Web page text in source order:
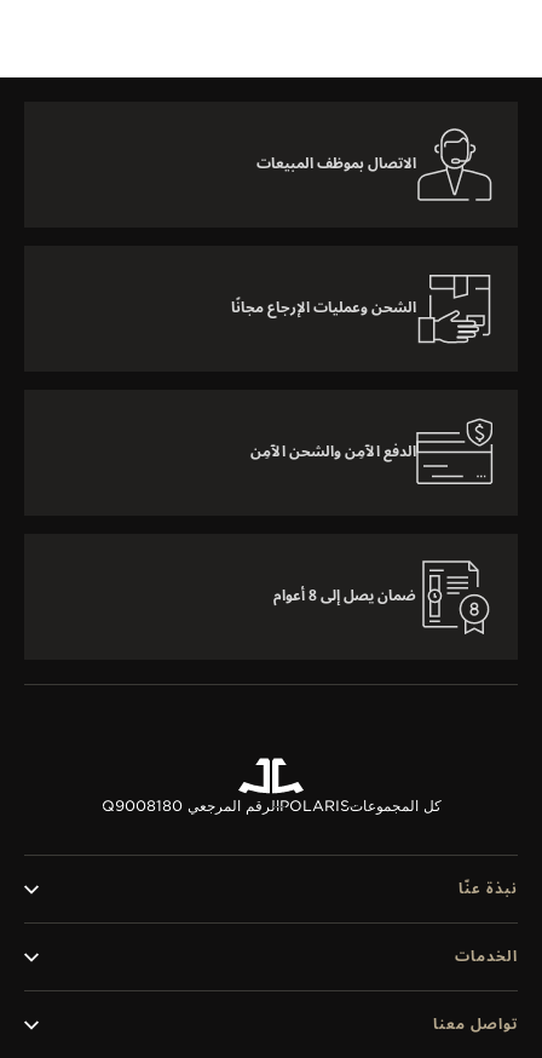
الاتصال بموظف المبيعات
الشحن وعمليات الإرجاع مجانًا
الدفع الآمِن والشحن الآمِن
ضمان يصل إلى 8 أعوام
كل المجموعاتPOLARISالرقم المرجعي Q9008180
نبذة عنّا
الخدمات
تواصل معنا